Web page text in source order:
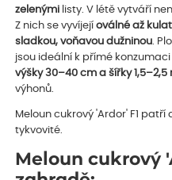
zelenými listy. V létě vytváří
Z nich se vyvíjejíoválné až
sladkou, voňavou dužninou .
jsou ideální k přímé
výšky 30–40 cm a šířky 1,5–2,5
výhonů.
Meloun cukrový 'Ardor' F1
tykvovité.
Meloun cukrový